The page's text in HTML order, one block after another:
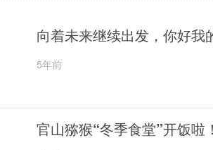
向着未来继续出发，你好我
5年前
官山猕猴“冬季食堂”开饭啦！